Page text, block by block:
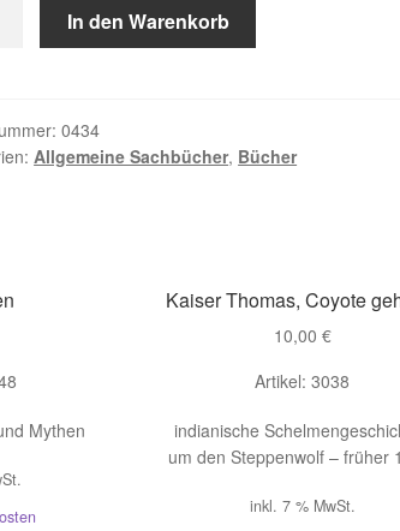
In den Warenkorb
0434
Allgemeine Sachbücher, Bücher
Mythen
Kaiser Thomas, Coyote
10,00 €
Artikel: 3038
indianische
um den Steppenwolf – früher
inkl. 7 % MwSt.